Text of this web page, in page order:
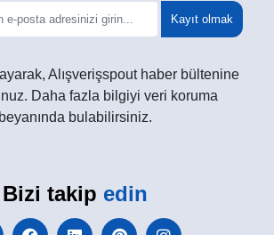
Kayıt olmak
Alışverişspout haber bültenine
Daha fazla bilgiyi veri koruma
beyanında bulabilirsiniz.
Bizi takip edin